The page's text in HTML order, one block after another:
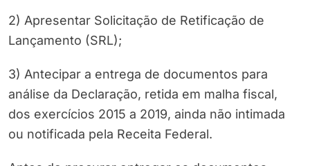
2) Apresentar Solicitação de Retificação de
Lançamento (SRL);
3) Antecipar a entrega de documentos para
análise da Declaração, retida em malha fiscal,
dos exercícios 2015 a 2019, ainda não intimada
ou notificada pela Receita Federal.